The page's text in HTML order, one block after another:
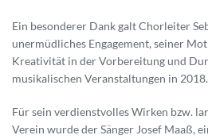
Ein besonderer Dank galt Chorleiter
unermüdliches Engagement, seiner
Kreativität in der Vorbereitung und
musikalischen Veranstaltungen in 2018.
Für sein verdienstvolles Wirken bzw.
Verein wurde der Sänger Josef Maaß,